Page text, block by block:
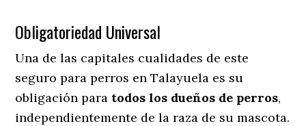
Obligatoriedad Universal
Una de las capitales cualidades de este
seguro para perros en Talayuela es su
obligación para todos los dueños de perros,
independientemente de la raza de su mascota.